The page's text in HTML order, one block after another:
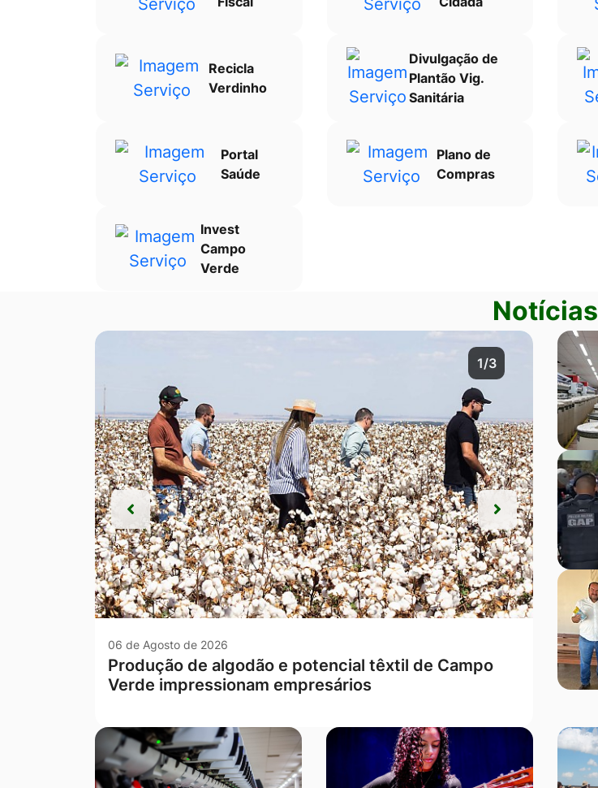
Recicla
Verdinho
Divulgação de
Plantão Vig.
Sanitária
Portal
Saúde
Plano de
Compras
Invest
Campo
Verde
Notícias
2/3
06 de Agosto de 2026
Escola rural de Campo Verde tem o melhor Ideb de
Mato Grosso nas séries iniciais
Anterior
Anterior
Próxima
Próxima